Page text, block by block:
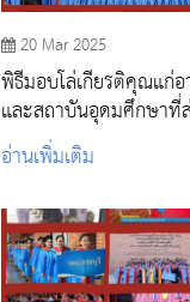
20 Mar 2025
พิธีมอบโล่เกียรติคุณแก่
และสถาบันอุดมศึกษาที่
พัฒนาอาจารย์ต้นแบบ
อ่านเพิ่มเติม